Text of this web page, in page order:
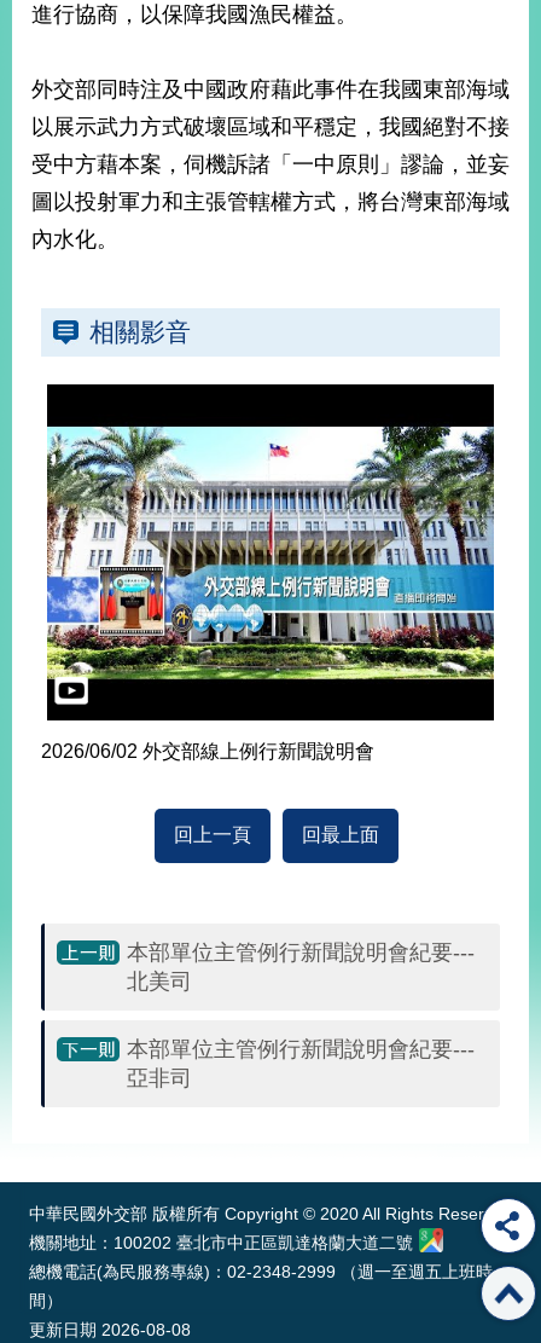
進行協商，以保障我國漁民權益。
外交部同時注及中國政府藉此事件在我國東部海域
以展示武力方式破壞區域和平穩定，我國絕對不接
受中方藉本案，伺機訴諸「一中原則」謬論，並妄
圖以投射軍力和主張管轄權方式，將台灣東部海域
內水化。
相關影音
2026/06/02 外交部線上例行新聞說明會
回上一頁 回最上面
本部單位主管例行新聞說明會紀要---
北美司
本部單位主管例行新聞說明會紀要---
亞非司
中華民國外交部 版權所有 Copyright © 2020 All Rights Reserved
機關地址：100202 臺北市中正區凱達格蘭大道二號
總機電話(為民服務專線)：02-2348-2999 （週一至週五上班時
間）
更新日期 2026-08-08